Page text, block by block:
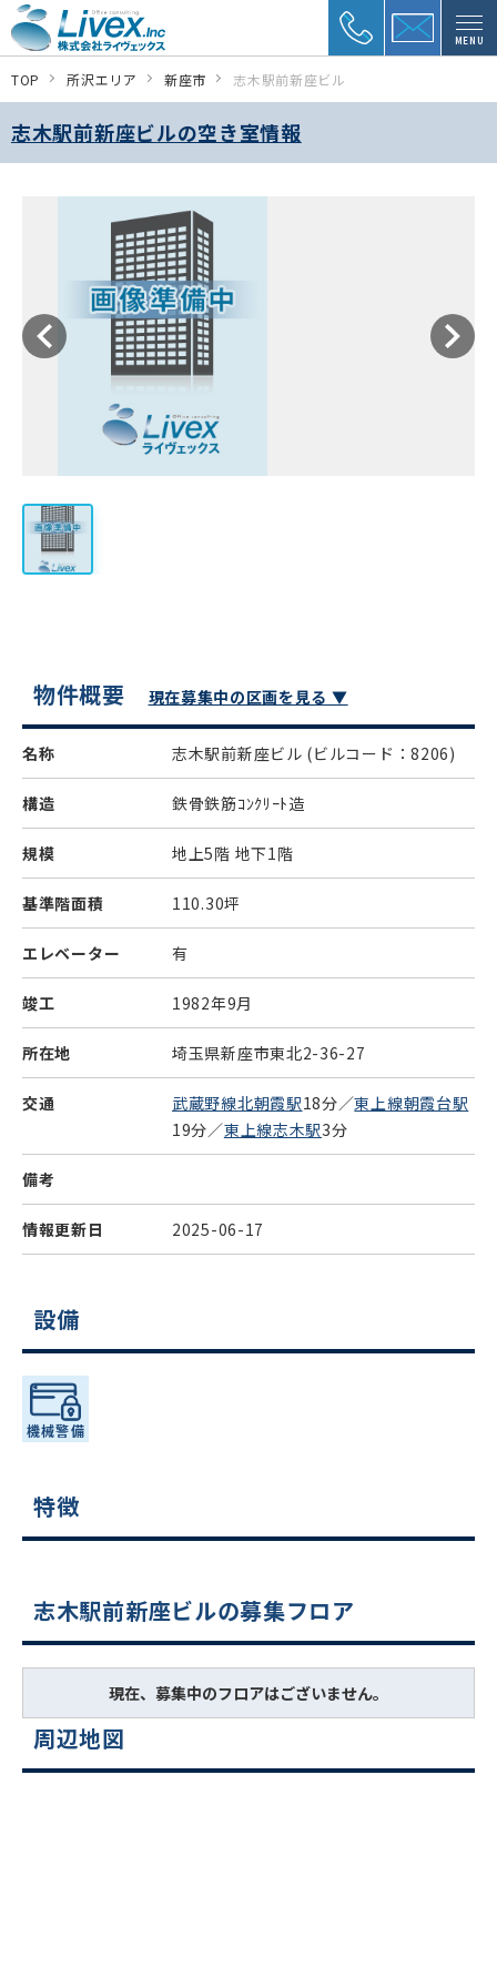
MENU
TOP 所沢エリア 新座市 志木駅前新座ビル
志木駅前新座ビルの空き室情報
物件概要 現在募集中の区画を見る ▼
名称 志木駅前新座ビル (ビルコード：8206)
構造 鉄骨鉄筋ｺﾝｸﾘｰﾄ造
規模 地上5階 地下1階
基準階面積 110.30坪
エレベーター 有
竣工 1982年9月
所在地 埼玉県新座市東北2-36-27
交通 武蔵野線北朝霞駅18分／東上線朝霞台駅
19分／東上線志木駅3分
備考
情報更新日 2025-06-17
設備
特徴
志木駅前新座ビルの募集フロア
現在、募集中のフロアはございません。
周辺地図